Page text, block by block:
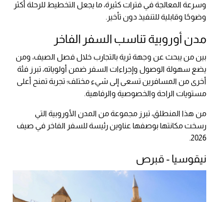
وسرعة المعالجة في فترات كثيرة، ما يجعل التخطيط للرحلة أكثر
وضوحًا وقابلية للتنفيذ دون تأخير.
مدن أوروبية تناسب السفر الفاخر
بين من يبحث عن وجهة ثرية بالتجارب خلال فصل الصيف، ومن
يضع سهولة الوصول وإجراءات السفر ضمن أولوياته، تبرز فئة
أخرى من المسافرين تسعى إلى شيء مختلف؛ تجربة تمنح أعلى
مستويات الراحة والخصوصية والرفاهية.
من هذا المنطلق، تبرز مجموعة من المدن الأوروبية التي
رسخت مكانتها بوصفها عناوين رئيسة للسفر الفاخر في صيف
2026.
نيقوسيا - قبرص